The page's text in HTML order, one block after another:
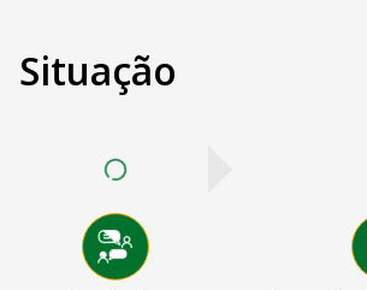
Situação